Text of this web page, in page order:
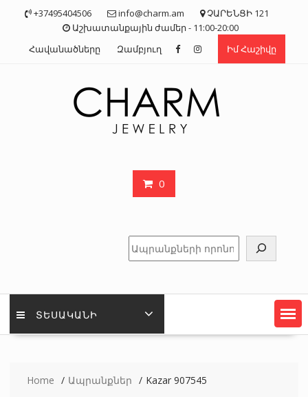
+37495404506 info@charm.am
ՉԱՐԵՆՑԻ 121
Աշխատանքային ժամեր - 11:00-20:00
Հավանածները
Զամբյուղ Իմ Հաշիվը
0
Որոնել
ՏԵՍԱԿԱՆԻ
Home Ապրանքներ Kazar 907545